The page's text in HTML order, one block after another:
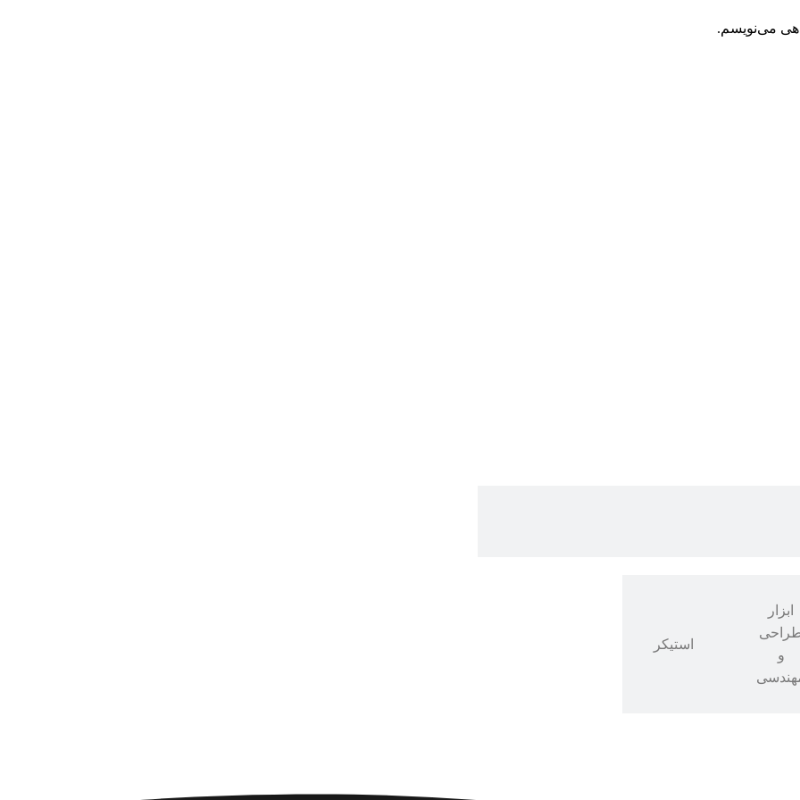
ابزار
و
استیکر
می‌نویسم.